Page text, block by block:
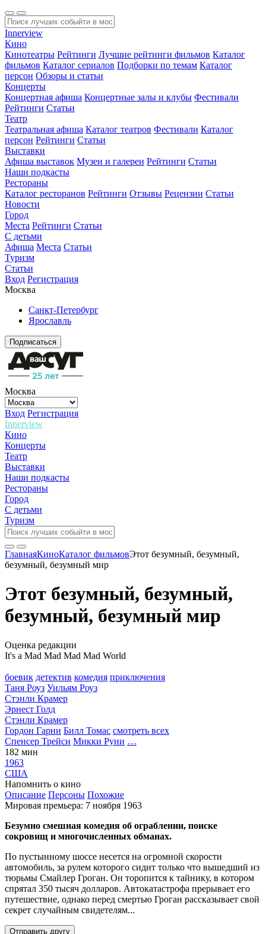
Innerview
Кино
Кинотеатры Рейтинги Лучшие рейтинги фильмов Каталог
фильмов Каталог сериалов Подборки по темам Каталог
персон Обзоры и статьи
Концерты
Концертная афиша Концертные залы и клубы Фестивали
Рейтинги Статьи
Театр
Театральная афиша Каталог театров Фестивали Каталог
персон Рейтинги Статьи
Выставки
Афиша выставок Музеи и галереи Рейтинги Статьи
Наши подкасты
Рестораны
Каталог ресторанов Рейтинги Отзывы Рецензии Статьи
Новости
Город
Места Рейтинги Статьи
С детьми
Афиша Места Статьи
Туризм
Статьи
Вход Регистрация
Москва
Санкт-Петербург
Ярославль
Подписаться
Москва
Вход Регистрация
Innerview
Кино
Концерты
Театр
Выставки
Наши подкасты
Рестораны
Город
С детьми
Туризм
ГлавнаяКиноКаталог фильмовЭтот безумный, безумный,
безумный, безумный мир
Этот безумный, безумный,
безумный, безумный мир
Оценка редакции
It's a Mad Mad Mad Mad World
боевик детектив комедия приключения
Таня Роуз Уильям Роуз
Стэнли Крамер
Эрнест Голд
Стэнли Крамер
Гордон Гарни Билл Томас смотреть всех
Спенсер Трейси Микки Руни …
182 мин
1963
США
Напомнить о кино
Описание Персоны Похожие
Мировая премьера: 7 ноября 1963
Безумно смешная комедия об ограблении, поиске
сокровищ и многочисленных обманах.
По пустынному шоссе несется на огромной скорости
автомобиль, за рулем которого сидит только что вышедший из
тюрьмы Смайлер Гроган. Он торопится к тайнику, в котором
спрятал 350 тысяч долларов. Автокатастрофа прерывает его
путешествие, однако перед смертью Гроган рассказывает свой
секрет случайным свидетелям...
Отправить другу